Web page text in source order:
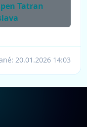
Tatran
20.01.2026 14:03